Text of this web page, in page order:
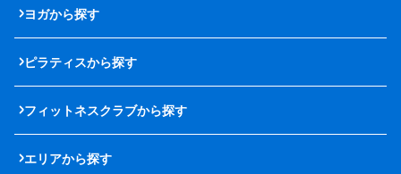
ヨガから探す
ピラティスから探す
フィットネスクラブから探す
エリアから探す